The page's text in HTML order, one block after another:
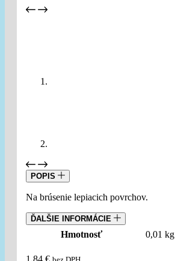
POPIS
Na brúsenie lepiacich povrchov.
ĎALŠIE INFORMÁCIE
Hmotnosť 0,01 kg
1,84 €